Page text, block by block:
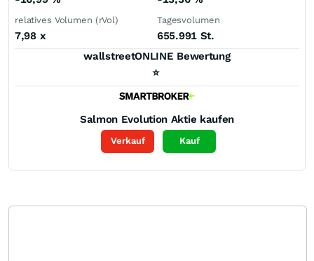
relatives Volumen (rVol)
7,98 x
Tagesvolumen
655.991 St.
wallstreetONLINE Bewertung
⭐
Salmon Evolution Aktie kaufen
Verkauf Kauf